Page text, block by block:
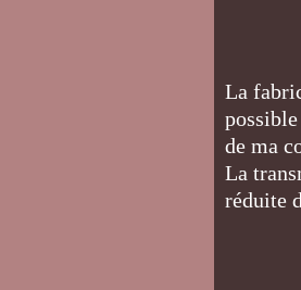
La
de ma
La
réduite